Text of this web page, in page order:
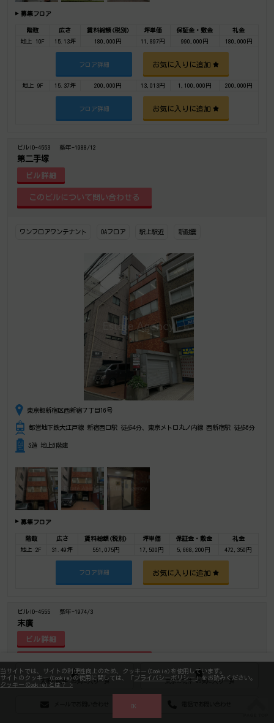
当サイトでは、サイトの利便性向上のため、クッキー(Cookie)を使用しています。
サイトのクッキー(Cookie)の使用に関しては、「 プライバシーポリシー 」をお読みください。
クッキー(Cookie)とは？ >
OK
大阪の物件 お気に入り一覧 東京の物件 お気に入り一覧
募集フロア
階数 広さ 賃料総額(税別) 坪単価 保証金・敷金
礼金
地上 10F
15.13坪 180,000円 11,897円 990,000円 180,000円
フロア詳細 お気に入りに追加
地上 9F 15.37坪 200,000円 13,013円 1,100,000円 200,000円
フロア詳細 お気に入りに追加
ビルID-4553 築年-1988/12
第二手塚
ビル詳細
ワンフロアワンテナント OAフロア 駅上駅近 新耐震
東京都新宿区西新宿７丁目16号
都営地下鉄大江戸線 新宿西口駅 徒歩4分、東京メトロ丸ノ内線 西新宿駅 徒歩6分
S造 地上6階建
募集フロア
階数 広さ 賃料総額(税別) 坪単価 保証金・敷金
礼金
地上 2F
31.49坪 551,075円 17,500円 5,668,200円 472,350円
フロア詳細 お気に入りに追加
ビルID-4555 築年-1974/3
末廣
ビル詳細